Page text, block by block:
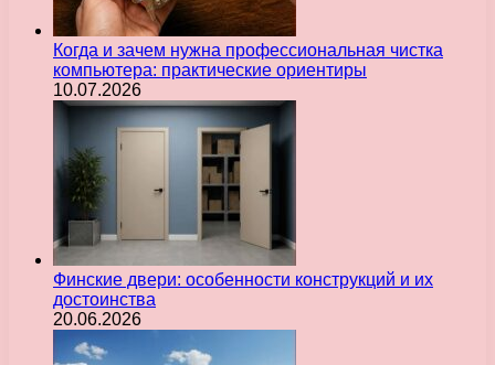
Когда и зачем нужна профессиональная чистка
компьютера: практические ориентиры
10.07.2026
Финские двери: особенности конструкций и их
достоинства
20.06.2026